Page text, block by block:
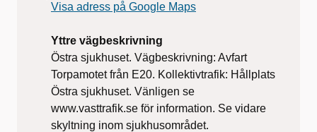
Visa adress på Google Maps
Yttre vägbeskrivning
Östra sjukhuset. Vägbeskrivning: Avfart
Torpamotet från E20. Kollektivtrafik: Hållplats
Östra sjukhuset. Vänligen se
www.vasttrafik.se för information. Se vidare
skyltning inom sjukhusområdet.